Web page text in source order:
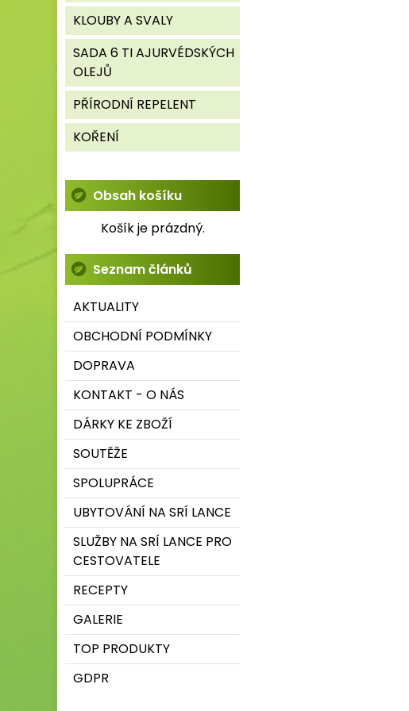
KLOUBY A SVALY
SADA 6 TI AJURVÉDSKÝCH
OLEJŮ
PŘÍRODNÍ REPELENT
KOŘENÍ
Obsah košíku
Košík je prázdný.
Seznam článků
AKTUALITY
OBCHODNÍ PODMÍNKY
DOPRAVA
KONTAKT - O NÁS
DÁRKY KE ZBOŽÍ
SOUTĚŽE
SPOLUPRÁCE
UBYTOVÁNÍ NA SRÍ LANCE
SLUŽBY NA SRÍ LANCE PRO
CESTOVATELE
RECEPTY
GALERIE
TOP PRODUKTY
GDPR